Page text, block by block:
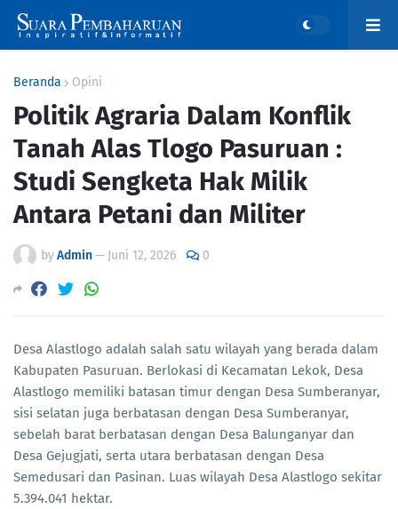
Beranda Opini
Politik Agraria Dalam Konflik
Tanah Alas Tlogo Pasuruan :
Studi Sengketa Hak Milik
Antara Petani dan Militer
byAdmin— Juni 12, 2026 0
Desa Alastlogo adalah salah satu wilayah yang berada dalam
Kabupaten Pasuruan. Berlokasi di Kecamatan Lekok, Desa
Alastlogo memiliki batasan timur dengan Desa Sumberanyar,
sisi selatan juga berbatasan dengan Desa Sumberanyar,
sebelah barat berbatasan dengan Desa Balunganyar dan
Desa Gejugjati, serta utara berbatasan dengan Desa
Semedusari dan Pasinan. Luas wilayah Desa Alastlogo sekitar
5.394.041 hektar.